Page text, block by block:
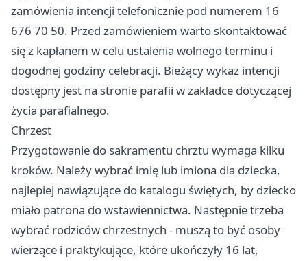
zamówienia intencji telefonicznie pod numerem 16
676 70 50. Przed zamówieniem warto skontaktować
się z kapłanem w celu ustalenia wolnego terminu i
dogodnej godziny celebracji. Bieżący wykaz intencji
dostępny jest na stronie parafii w zakładce dotyczącej
życia parafialnego.
Chrzest
Przygotowanie do sakramentu chrztu wymaga kilku
kroków. Należy wybrać imię lub imiona dla dziecka,
najlepiej nawiązujące do katalogu świętych, by dziecko
miało patrona do wstawiennictwa. Następnie trzeba
wybrać rodziców chrzestnych - muszą to być osoby
wierzące i praktykujące, które ukończyły 16 lat,